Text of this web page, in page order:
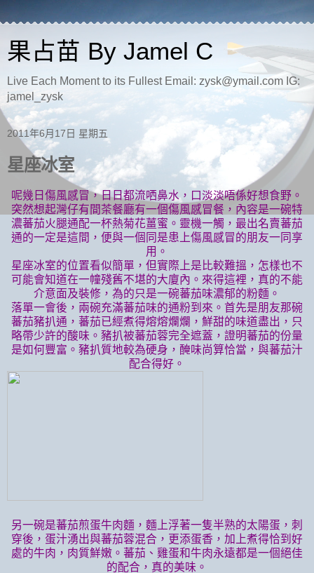
果占苗 By Jamel C
Live Each Moment to its Fullest Email: zysk@ymail.com IG:
jamel_zysk
2011年6月17日 星期五
星座冰室
呢幾日傷風感冒，日日都流哂鼻水，口淡淡唔係好想食野。
突然想起灣仔有間茶餐廳有一個傷風感冒餐，內容是一碗特
濃蕃茄火腿通配一杯熱菊花薑蜜。靈機一觸，最出名賣蕃茄
通的一定是這間，便與一個同是患上傷風感冒的朋友一同享
用。
星座冰室的位置看似簡單，但實際上是比較難搵，怎樣也不
可能會知道在一幢殘舊不堪的大廈內。來得這裡，真的不能
介意面及裝修，為的只是一碗蕃茄味濃郁的粉麵。
落單一會後，兩碗充滿蕃茄味的通粉到來。首先是朋友那碗
蕃茄豬扒通，蕃茄已經煮得熔熔爛爛，鮮甜的味道盡出，只
略帶少許的酸味。豬扒被蕃茄蓉完全遮蓋，證明蕃茄的份量
是如何豐富。豬扒質地較為硬身，醃味尚算恰當，與蕃茄汁
配合得好。
另一碗是蕃茄煎蛋牛肉麵，麵上浮著一隻半熟的太陽蛋，刺
穿後，蛋汁湧出與蕃茄蓉混合，更添蛋香，加上煮得恰到好
處的牛肉，肉質鮮嫩。蕃茄、雞蛋和牛肉永遠都是一個絕佳
的配合，真的美味。